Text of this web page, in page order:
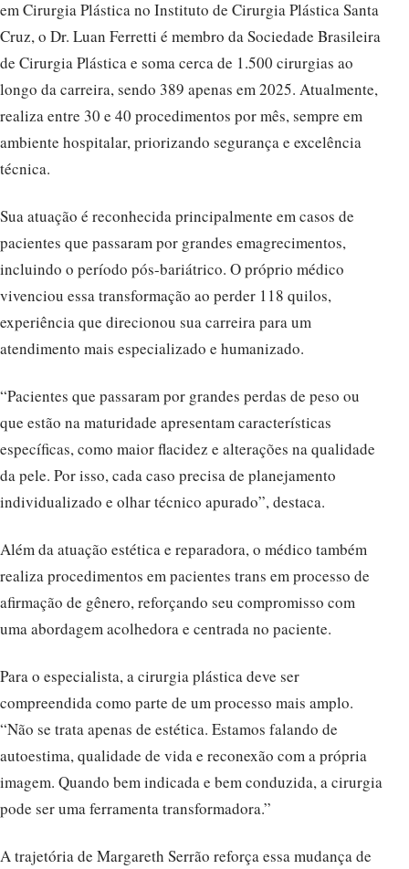
em Cirurgia Plástica no Instituto de Cirurgia Plástica Santa
Cruz, o Dr. Luan Ferretti é membro da Sociedade Brasileira
de Cirurgia Plástica e soma cerca de 1.500 cirurgias ao
longo da carreira, sendo 389 apenas em 2025. Atualmente,
realiza entre 30 e 40 procedimentos por mês, sempre em
ambiente hospitalar, priorizando segurança e excelência
técnica.
Sua atuação é reconhecida principalmente em casos de
pacientes que passaram por grandes emagrecimentos,
incluindo o período pós-bariátrico. O próprio médico
vivenciou essa transformação ao perder 118 quilos,
experiência que direcionou sua carreira para um
atendimento mais especializado e humanizado.
“Pacientes que passaram por grandes perdas de peso ou
que estão na maturidade apresentam características
específicas, como maior flacidez e alterações na qualidade
da pele. Por isso, cada caso precisa de planejamento
individualizado e olhar técnico apurado”, destaca.
Além da atuação estética e reparadora, o médico também
realiza procedimentos em pacientes trans em processo de
afirmação de gênero, reforçando seu compromisso com
uma abordagem acolhedora e centrada no paciente.
Para o especialista, a cirurgia plástica deve ser
compreendida como parte de um processo mais amplo.
“Não se trata apenas de estética. Estamos falando de
autoestima, qualidade de vida e reconexão com a própria
imagem. Quando bem indicada e bem conduzida, a cirurgia
pode ser uma ferramenta transformadora.”
A trajetória de Margareth Serrão reforça essa mudança de